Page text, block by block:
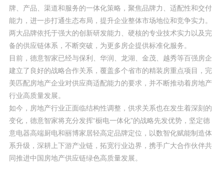
牌、产品、渠道和服务的一体化策略，聚焦品牌力、适配性和交付
能力，进一步打通生态布局，提升企业整体市场地位和竞争实力。
两大品牌依托于强大的创新研发能力、硬核的专业技术实力以及完
备的供应链体系，不断突破，为更多房企提供标准化服务。
目前，德意智家已经与保利、华润、龙湖、金茂、越秀等百强房企
建立了良好的战略合作关系，覆盖多个省市的精装房重点项目，完
美匹配房地产企业对供应商适配能力的要求，并不断推动着房地产
行业高质量发展。
如今，房地产行业正面临结构性调整，供求关系也在发生着深刻的
变化，德意智家将充分发挥“橱电一体化”的战略先发优势，坚定德
意电器高端厨电和丽博家居轻高定品牌定位，以数智化赋能制造体
系升级，深耕上下游产业链，拓宽行业边界，携手广大合作伙伴共
同推进中国房地产供应链绿色高质量发展。